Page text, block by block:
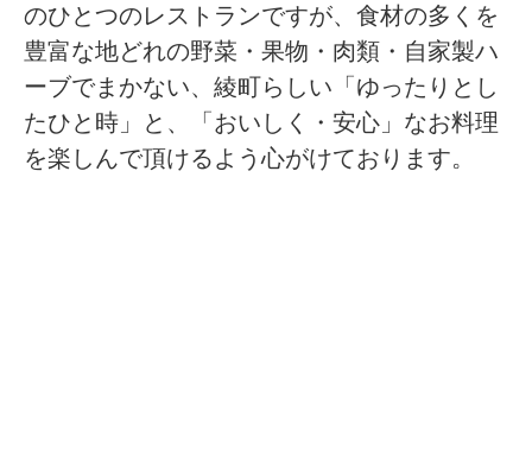
のひとつのレストランですが、食材の多くを
豊富な地どれの野菜・果物・肉類・自家製ハ
ーブでまかない、綾町らしい「ゆったりとし
たひと時」と、「おいしく・安心」なお料理
を楽しんで頂けるよう心がけております。